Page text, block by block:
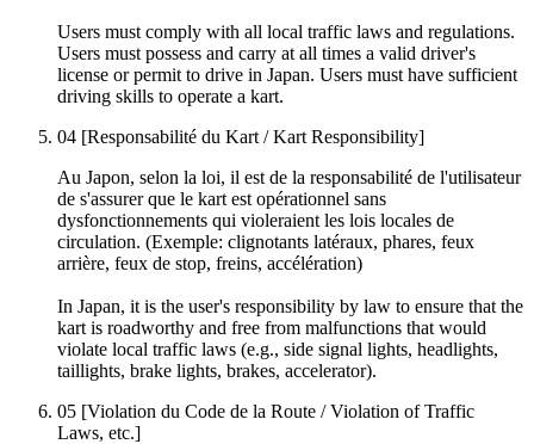
Users must comply with all local traffic laws and regulations.
Users must possess and carry at all times a valid driver's
license or permit to drive in Japan. Users must have sufficient
driving skills to operate a kart.
04 [Responsabilité du Kart / Kart Responsibility]
Au Japon, selon la loi, il est de la responsabilité de l'utilisateur
de s'assurer que le kart est opérationnel sans
dysfonctionnements qui violeraient les lois locales de
circulation. (Exemple: clignotants latéraux, phares, feux
arrière, feux de stop, freins, accélération)
In Japan, it is the user's responsibility by law to ensure that the
kart is roadworthy and free from malfunctions that would
violate local traffic laws (e.g., side signal lights, headlights,
taillights, brake lights, brakes, accelerator).
05 [Violation du Code de la Route / Violation of Traffic
Laws, etc.]